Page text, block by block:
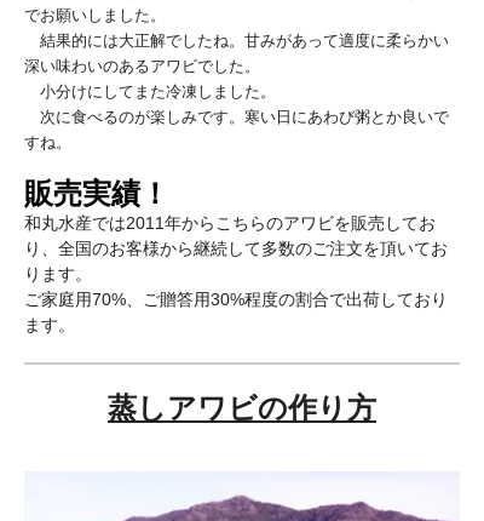
でお願いしました。
結果的には大正解でしたね。甘みがあって適度に柔らかい
深い味わいのあるアワビでした。
小分けにしてまた冷凍しました。
次に食べるのが楽しみです。寒い日にあわび粥とか良いで
すね。
販売実績！
和丸水産では2011年からこちらのアワビを販売してお
り、全国のお客様から継続して多数のご注文を頂いてお
ります。
ご家庭用70%、ご贈答用30%程度の割合で出荷しており
ます。
蒸しアワビの作り方